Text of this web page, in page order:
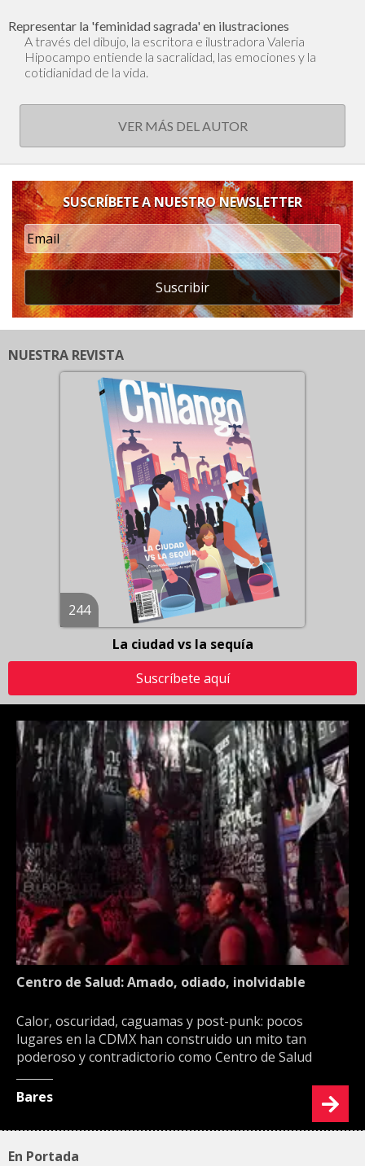
Representar la 'feminidad sagrada' en ilustraciones
A través del dibujo, la escritora e ilustradora Valeria
Hipocampo entiende la sacralidad, las emociones y la
cotidianidad de la vida.
VER MÁS DEL AUTOR
SUSCRÍBETE A NUESTRO NEWSLETTER
Suscribir
NUESTRA REVISTA
244
La ciudad vs la sequía
Suscríbete aquí
Centro de Salud: Amado, odiado, inolvidable
Calor, oscuridad, caguamas y post-punk: pocos
lugares en la CDMX han construido un mito tan
poderoso y contradictorio como Centro de Salud
Bares
En Portada